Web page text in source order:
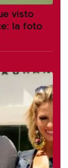
visto
la foto